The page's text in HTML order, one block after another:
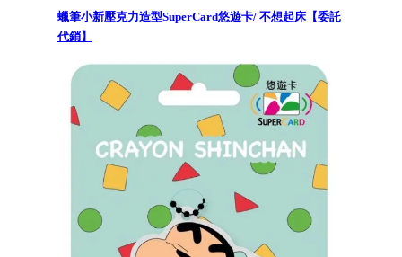
蠟筆小新壓克力造型SuperCard悠遊卡/ 不想起床【委託
代銷】